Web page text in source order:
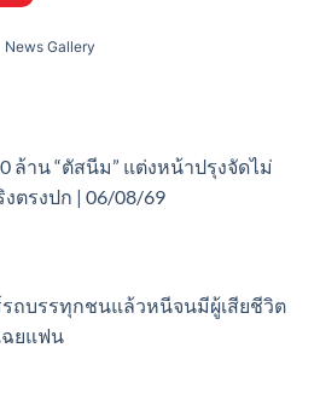
News Gallery
ล้าน “ตัสนีม” แต่งหน้าปรุงจัดไม่
งตรงปก | 06/08/69
รถบรรทุกชนแล้วหนีจนมีผู้เสียชีวิต
ฉยแฟน